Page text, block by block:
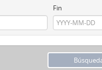
Fin